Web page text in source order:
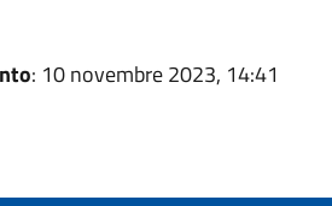
: 10 novembre 2023, 14:41